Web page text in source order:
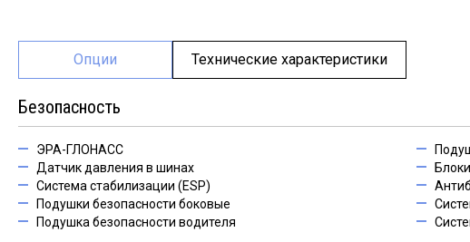
Опции Технические характеристики
Безопасность
ЭРА-ГЛОНАСС
Датчик давления в шинах
Система стабилизации (ESP)
Подушки безопасности боковые
Подушка безопасности водителя